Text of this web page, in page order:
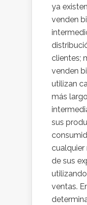
ya
venden
clientes;
venden
utilizan
más
sus
cualquier
de sus
ventas.